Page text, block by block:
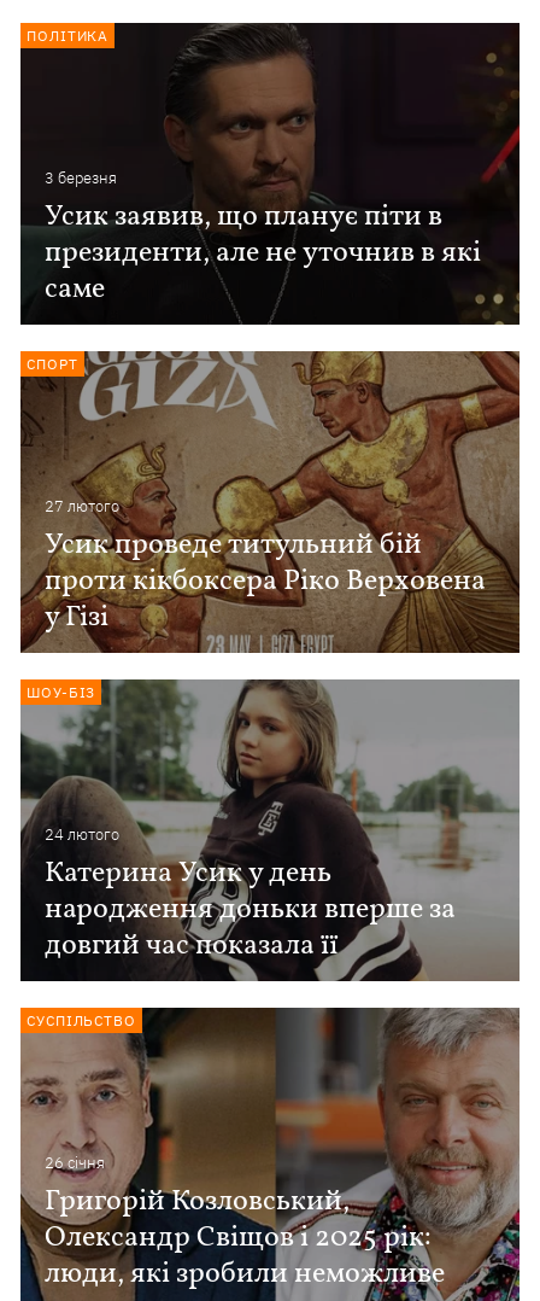
3 березня
Усик заявив, що планує піти в
президенти, але не уточнив в які
саме
ПОЛІТИКА
27 лютого
Усик проведе титульний бій
проти кікбоксера Ріко Верховена
у Гізі
СПОРТ
24 лютого
Катерина Усик у день
народження доньки вперше за
довгий час показала її
ШОУ-БІЗ
26 сiчня
Григорій Козловський,
Олександр Свіщов і 2025 рік:
люди, які зробили неможливе
СУСПІЛЬСТВО